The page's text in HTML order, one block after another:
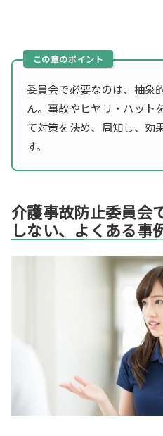
委員会で必要なのは、抽象
ん。事故やヒヤリ・ハット
て対策を決め、周知し、効
す。
介護事故防止委員会
しない、よくある事